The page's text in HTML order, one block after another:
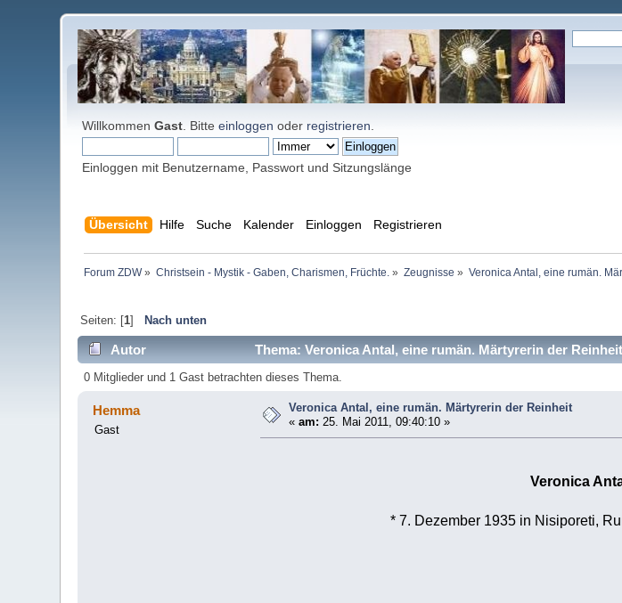
WillkommenGast . Bitteeinloggen oder registrieren
Einloggen mit Benutzername, Passwort und Sitzungslänge
Übersicht Hilfe Suche Kalender Einloggen Registrieren
Forum ZDW» Christsein - Mystik - Gaben, Charismen, Früchte.» Zeugnisse » Veronica Antal, eine rumän.
Seiten: [1] Nach unten
Autor Thema: Veronica Antal, eine rumän. Märtyrerin der
0 Mitglieder und 1 Gast betrachten dieses Thema.
Hemma
Gast
Veronica Antal, eine rumän. Märtyrerin der Reinheit
«am: 25. Mai 2011, 09:40:10 »
Veronica
* 7. Dezember 1935 in Nisiporeti,